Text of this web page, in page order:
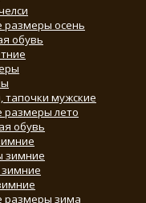
размеры осень
обувь
тапочки мужские
размеры лето
обувь
зимние
размеры зима